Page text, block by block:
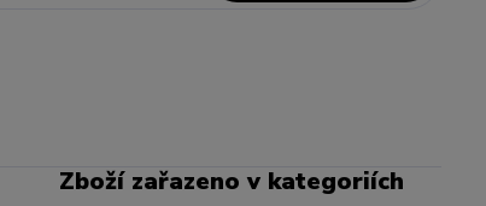
Zboží zařazeno v kategoriích